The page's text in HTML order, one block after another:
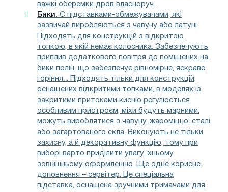
важкі оберемки дров власноруч.
Бики. Є підставками-обмежувачами, які
зазвичай виробляються з чавуну або латуні.
Підходять для конструкцій з відкритою
топкою, в якій немає колосника. Забезпечують
приплив додаткового повітря до поміщених на
бики полін, що забезпечує рівномірне, яскраве
горіння. . Підходять тільки для конструкцій,
оснащених відкритими топками, в моделях із
закритими притоками кисню регулюється
особливим пристроєм, міхи будуть марними.
можуть вироблятися з чавуну, жароміцної сталі
або загартованого скла. Виконують не тільки
захисну, а й декоративну функцію, тому при
виборі варто приділити увагу їхньому
зовнішньому оформленню. Ще одне корисне
доповнення – сервітер. Це спеціальна
підставка, оснащена зручними тримачами для